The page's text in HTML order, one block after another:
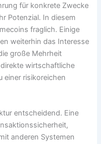
für konkrete Zwecke
Potenzial. In diesem
fraglich. Einige
weiterhin das Interesse
große Mehrheit
wirtschaftliche
einer risikoreichen
entscheidend. Eine
anderen Systemen